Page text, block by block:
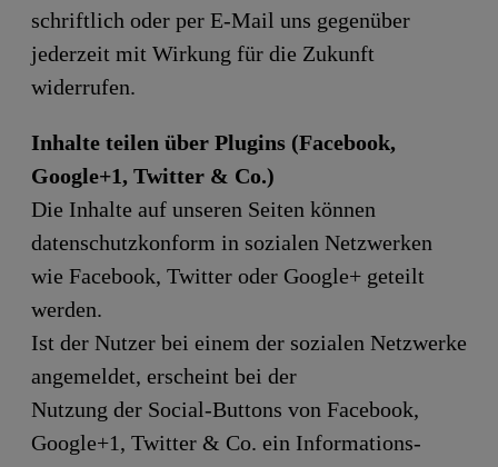
schriftlich oder per E-Mail uns gegenüber
jederzeit mit Wirkung für die Zukunft
widerrufen.
Inhalte teilen über Plugins (Facebook,
Google+1, Twitter & Co.)
Die Inhalte auf unseren Seiten können
datenschutzkonform in sozialen Netzwerken
wie Facebook, Twitter oder Google+ geteilt
werden.
Ist der Nutzer bei einem der sozialen Netzwerke
angemeldet, erscheint bei der
Nutzung der Social-Buttons von Facebook,
Google+1, Twitter & Co. ein Informations-